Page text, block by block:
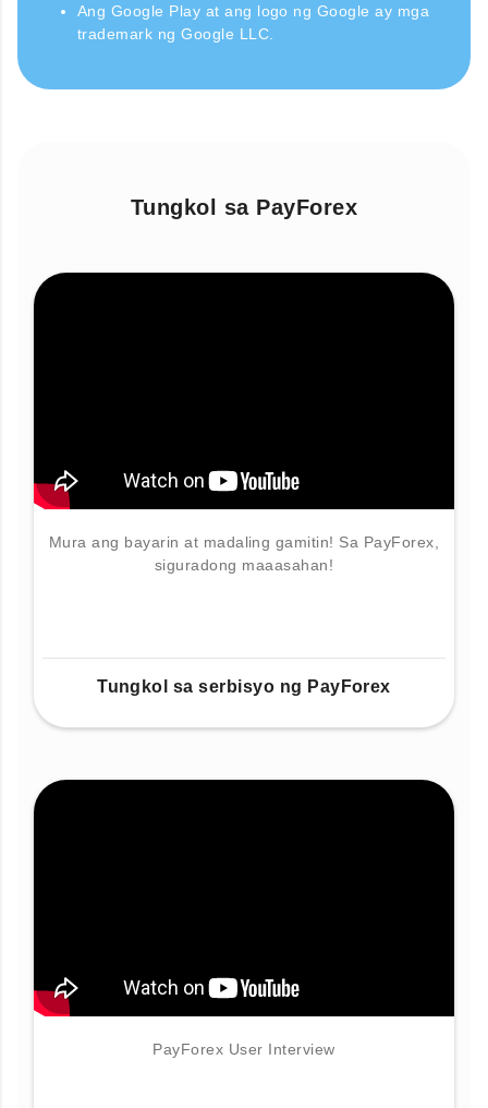
Ang Google Play at ang logo ng Google ay mga
trademark ng Google LLC.
Tungkol sa PayForex
Mura ang bayarin at madaling gamitin! Sa PayForex,
siguradong maaasahan!
Tungkol sa serbisyo ng PayForex
PayForex User Interview